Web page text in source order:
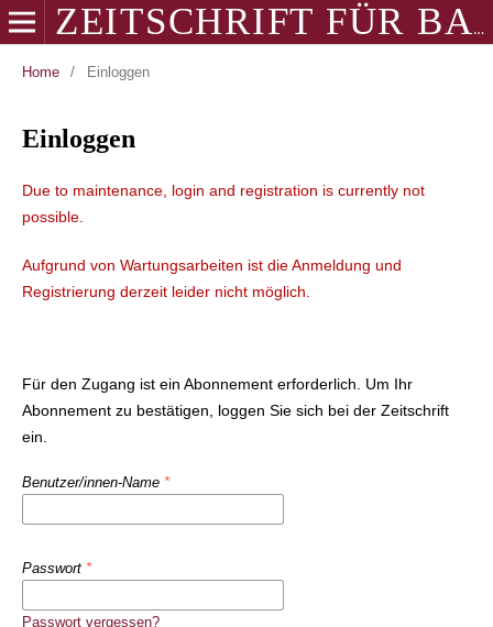
ZEITSCHRIFT FÜR BALKANOLOGIE
Home / Einloggen
Einloggen
Due to maintenance, login and registration is currently not
possible.
Aufgrund von Wartungsarbeiten ist die Anmeldung und
Registrierung derzeit leider nicht möglich.
Für den Zugang ist ein Abonnement erforderlich. Um Ihr
Abonnement zu bestätigen, loggen Sie sich bei der Zeitschrift
ein.
Benutzer/innen-Name *
Passwort *
Passwort vergessen?